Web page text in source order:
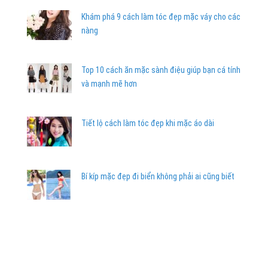
Khám phá 9 cách làm tóc đẹp mặc váy cho các
nàng
Top 10 cách ăn mặc sành điệu giúp bạn cá tính
và mạnh mẽ hơn
Tiết lộ cách làm tóc đẹp khi mặc áo dài
Bí kíp mặc đẹp đi biển không phải ai cũng biết